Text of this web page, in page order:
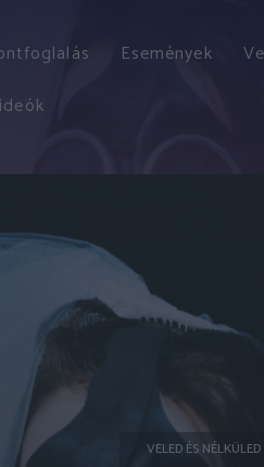
Események
VELED ÉS NÉLKÜLED